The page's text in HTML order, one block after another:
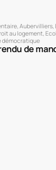
,Aubervilliers,
au logement,
démocratique
de